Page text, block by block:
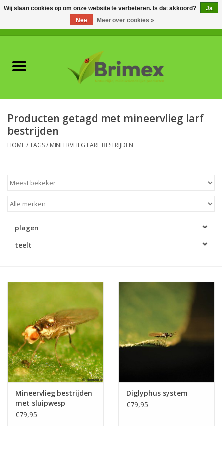
Plagen & Ziekten
Meststoffen en
Bodemverbeteraars
Monitoring
Brimex kaarten
Drukspuiten
Onkruid & Reiniging
Zaden
Producten getagd met mineervlieg larf
bestrijden
HOME/TAGS/ MINEERVLIEG LARF BESTRIJDEN
plagen
teelt
Mineervlieg bestrijden
met sluipwesp
€79,95
Diglyphus system
€79,95
Wij slaan cookies op om onze website te verbeteren. Is dat akkoord?
Ja
Nee
Meer over cookies »